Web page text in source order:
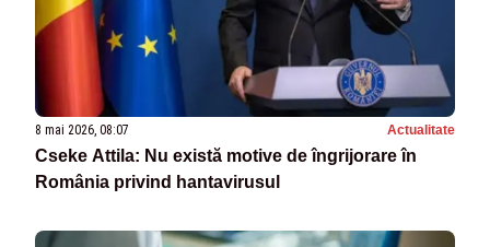
8 mai 2026, 08:07 Actualitate
Cseke Attila: Nu există motive de îngrijorare în
România privind hantavirusul